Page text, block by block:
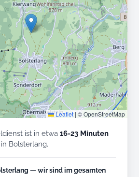
Leaflet | © OpenStreetMap
ist in etwa 16-23 Minuten
Bolsterlang.
— wir sind im gesamten